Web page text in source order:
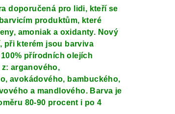
doporučená pro lidi, kteří se
produktům, které
amoniak a oxidanty. Nový
při kterém jsou barviva
přírodních olejích
arganového,
avokádového, bambuckého,
a mandlového. Barva je
80-90 procent i po 4